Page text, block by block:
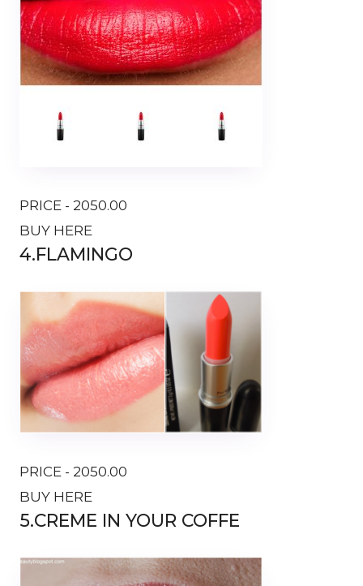
PRICE - 2050.00
BUY HERE
4.FLAMINGO
PRICE - 2050.00
BUY HERE
5.CREME IN YOUR COFFE